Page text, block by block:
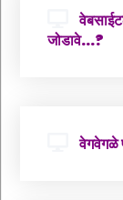
जोडावे...?
वेगवेगळे